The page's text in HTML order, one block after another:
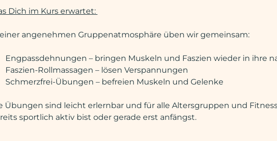
Dich im Kurs erwartet:
angenehmen Gruppenatmosphäre üben wir gemeinsam:
Engpassdehnungen – bringen Muskeln und Faszien wieder in ihre
Faszien-Rollmassagen – lösen Verspannungen
Schmerzfrei-Übungen – befreien Muskeln und Gelenke
Übungen sind leicht erlernbar und für alle Altersgruppen und
sportlich aktiv bist oder gerade erst anfängst.